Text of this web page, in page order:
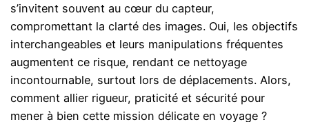
s’invitent souvent au cœur du capteur,
compromettant la clarté des images. Oui, les objectifs
interchangeables et leurs manipulations fréquentes
augmentent ce risque, rendant ce nettoyage
incontournable, surtout lors de déplacements. Alors,
comment allier rigueur, praticité et sécurité pour
mener à bien cette mission délicate en voyage ?